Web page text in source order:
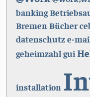
banking
Bremen Bücher
datenschutze-
geheimzahl gui
installation